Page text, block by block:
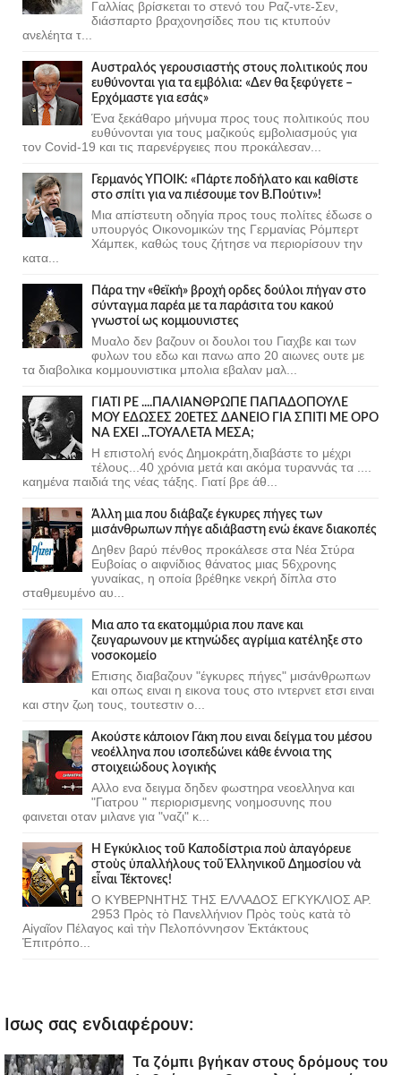
Γαλλίας βρίσκεται το στενό του Ραζ-ντε-Σεν,
διάσπαρτο βραχονησίδες που τις κτυπούν
ανελέητα τ...
Αυστραλός γερουσιαστής στους πολιτικούς που
ευθύνονται για τα εμβόλια: «Δεν θα ξεφύγετε –
Ερχόμαστε για εσάς»
Ένα ξεκάθαρο μήνυμα προς τους πολιτικούς που
ευθύνονται για τους μαζικούς εμβολιασμούς για
τον Covid-19 και τις παρενέργειες που προκάλεσαν...
Γερμανός ΥΠΟΙΚ: «Πάρτε ποδήλατο και καθίστε
στο σπίτι για να πιέσουμε τον Β.Πούτιν»!
Μια απίστευτη οδηγία προς τους πολίτες έδωσε ο
υπουργός Οικονομικών της Γερμανίας Ρόμπερτ
Χάμπεκ, καθώς τους ζήτησε να περιορίσουν την
κατα...
Πάρα την «θεϊκή» βροχή ορδες δούλοι πήγαν στο
σύνταγμα παρέα με τα παράσιτα του κακού
γνωστοί ως κομμουνιστες
Μυαλο δεν βαζουν οι δουλοι του Γιαχβε και των
φυλων του εδω και πανω απο 20 αιωνες ουτε με
τα διαβολικα κομμουνιστικα μπολια εβαλαν μαλ...
ΓΙΑΤΙ ΡΕ ....ΠΑΛΙΑΝΘΡΩΠΕ ΠΑΠΑΔΟΠΟΥΛΕ
ΜΟΥ ΕΔΩΣΕΣ 20ΕΤΕΣ ΔΑΝΕΙΟ ΓΙΑ ΣΠΙΤΙ ΜΕ ΟΡΟ
ΝΑ ΕΧΕΙ ...ΤΟΥΑΛΕΤΑ ΜΕΣΑ;
Η επιστολή ενός Δημοκράτη,διαβάστε το μέχρι
τέλους...40 χρόνια μετά και ακόμα τυραννάς τα ....
καημένα παιδιά της νέας τάξης. Γιατί βρε άθ...
Άλλη μια που διάβαζε έγκυρες πήγες των
μισάνθρωπων πήγε αδιάβαστη ενώ έκανε διακοπές
Δηθεν βαρύ πένθος προκάλεσε στα Νέα Στύρα
Ευβοίας ο αιφνίδιος θάνατος μιας 56χρονης
γυναίκας, η οποία βρέθηκε νεκρή δίπλα στο
σταθμευμένο αυ...
Μια απο τα εκατομμύρια που πανε και
ζευγαρωνουν με κτηνώδες αγρίμια κατέληξε στο
νοσοκομείο
Επισης διαβαζουν "έγκυρες πήγες" μισάνθρωπων
και οπως ειναι η εικονα τους στο ιντερνετ ετσι ειναι
και στην ζωη τους, τουτεστιν ο...
Ακούστε κάποιον Γάκη που ειναι δείγμα του μέσου
νεοέλληνα που ισοπεδώνει κάθε έννοια της
στοιχειώδους λογικής
Αλλο ενα δειγμα δηδεν φωστηρα νεοελληνα και
"Γιατρου " περιορισμενης νοημοσυνης που
φαινεται οταν μιλανε για "ναζι" κ...
Ἡ Ἐγκύκλιος τοῦ Καποδίστρια ποὺ ἀπαγόρευε
στοὺς ὑπαλλήλους τοῦ Ἑλληνικοῦ Δημοσίου νὰ
εἶναι Τέκτονες!
Ο ΚΥΒΕΡΝΗΤΗΣ ΤΗΣ ΕΛΛΑΔΟΣ ΕΓΚΥΚΛΙΟΣ ΑΡ.
2953 Πρὸς τὸ Πανελλήνιον Πρὸς τοὺς κατὰ τὸ
Αἰγαῖον Πέλαγος καὶ τὴν Πελοπόννησον Ἐκτάκτους
Ἐπιτρόπο...